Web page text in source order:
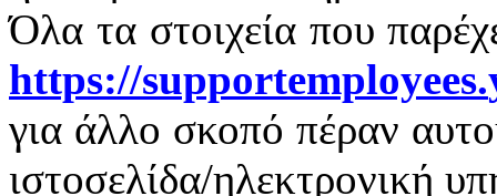
Όλα τα στοιχεία που
https://supportemployees.
για άλλο σκοπό πέραν
ιστοσελίδα/ηλεκτρονική